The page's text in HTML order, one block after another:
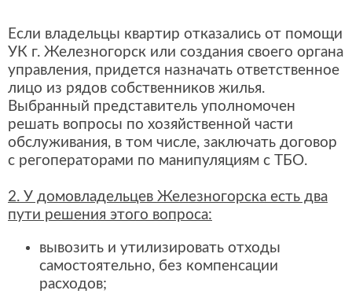
Если владельцы квартир отказались от помощи
УК г. Железногорск или создания своего органа
управления, придется назначать ответственное
лицо из рядов собственников жилья.
Выбранный представитель уполномочен
решать вопросы по хозяйственной части
обслуживания, в том числе, заключать договор
с регоператорами по манипуляциям с ТБО.
2. У домовладельцев Железногорска есть два
пути решения этого вопроса:
вывозить и утилизировать отходы
самостоятельно, без компенсации
расходов;